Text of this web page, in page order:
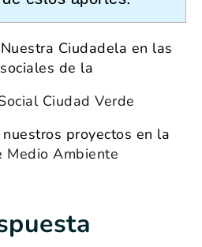
Ciudadela en las
de la
Ciudad Verde
nuestros proyectos en la
Medio Ambiente